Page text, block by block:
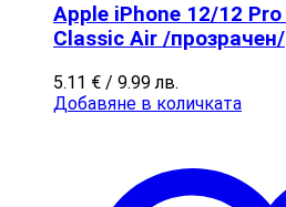
Apple iPhone 12/12
Classic Air /прозрачен/
5.11 € / 9.99 лв.
Добавяне в количката